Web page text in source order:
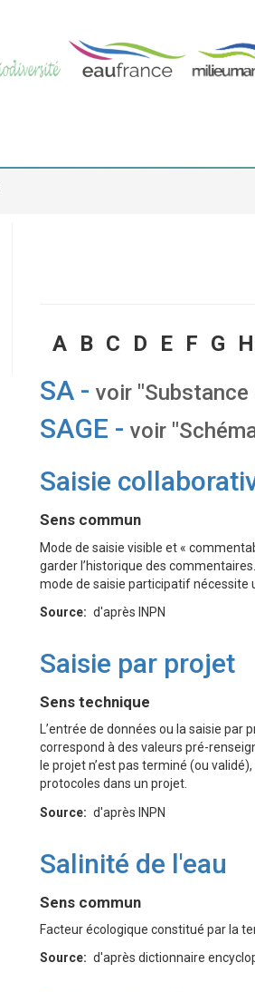
A B C D E F G H
SA - voir "Substance
SAGE - voir
Saisie
Définition
Sens commun
Mode de saisie visible et «
garder l’historique des
mode de saisie participatif
Source
d'après INPN
Saisie par projet
Définition
Sens technique
L’entrée de données ou la saisie
correspond à des valeurs pré-
le projet n’est pas terminé (ou
protocoles dans un projet.
Source
d'après INPN
Salinité de l'eau
Définition
Sens commun
Facteur écologique constitué par la
Source
d'après dictionnaire